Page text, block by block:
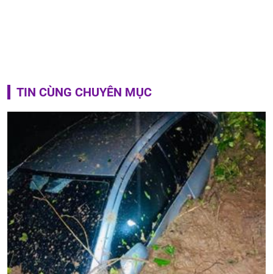
TIN CÙNG CHUYÊN MỤC